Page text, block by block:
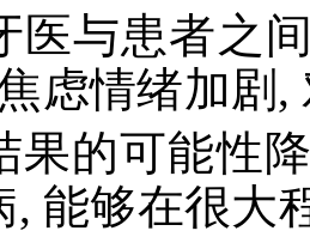
医与患者之
虑情绪加剧
果的可能性
, 能够在很大